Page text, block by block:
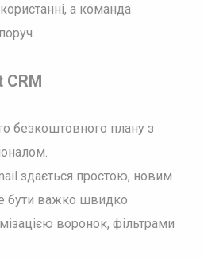
а команда
CRM
безкоштовного плану з
здається простою, новим
бути важко швидко
воронок, фільтрами